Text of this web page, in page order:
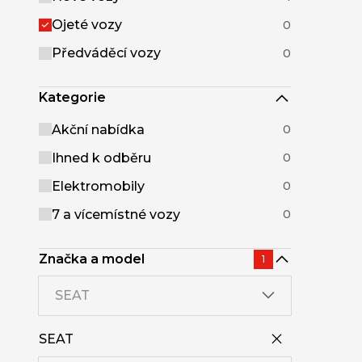
Ojeté vozy 0
Předváděcí vozy 0
Kategorie
Akční nabídka 0
Ihned k odběru 0
Elektromobily 0
7 a vícemístné vozy 0
Značka a model 1
SEAT
SEAT